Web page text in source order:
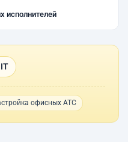
исполнителей
офисных АТС